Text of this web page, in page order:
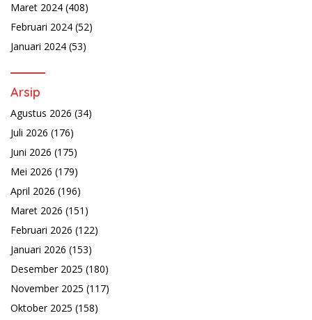
Maret 2024 (408)
Februari 2024 (52)
Januari 2024 (53)
Arsip
Agustus 2026 (34)
Juli 2026 (176)
Juni 2026 (175)
Mei 2026 (179)
April 2026 (196)
Maret 2026 (151)
Februari 2026 (122)
Januari 2026 (153)
Desember 2025 (180)
November 2025 (117)
Oktober 2025 (158)